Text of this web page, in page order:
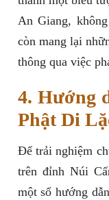
An Giang,
còn mang lại
thông qua việc
4. Hướng
Phật Di
Để trải nghiệm
trên đỉnh Núi
một số hướng